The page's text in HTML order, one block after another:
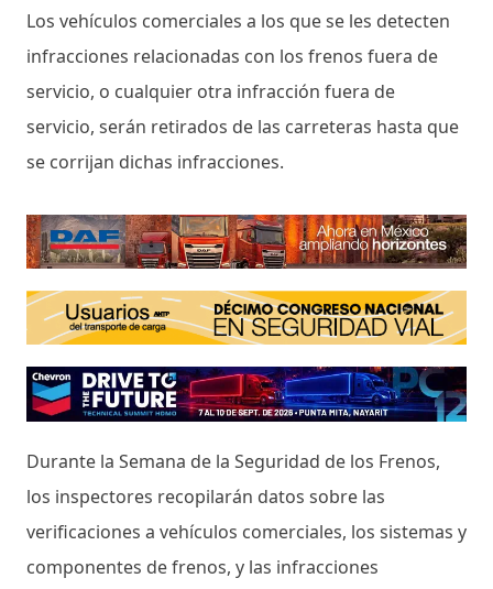
Los vehículos comerciales a los que se les detecten
infracciones relacionadas con los frenos fuera de
servicio, o cualquier otra infracción fuera de
servicio, serán retirados de las carreteras hasta que
se corrijan dichas infracciones.
Durante la Semana de la Seguridad de los Frenos,
los inspectores recopilarán datos sobre las
verificaciones a vehículos comerciales, los sistemas y
componentes de frenos, y las infracciones